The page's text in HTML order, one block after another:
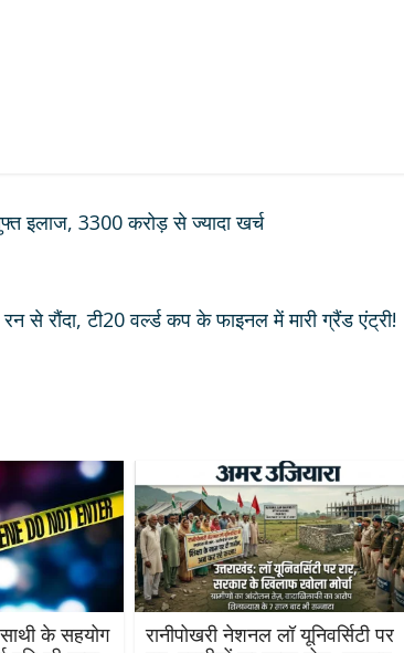
इलाज, 3300 करोड़ से ज्यादा खर्च
से रौंदा, टी20 वर्ल्ड कप के फाइनल में मारी ग्रैंड एंट्री!
के सहयोग
रानीपोखरी नेशनल लॉ यूनिवर्सिटी पर